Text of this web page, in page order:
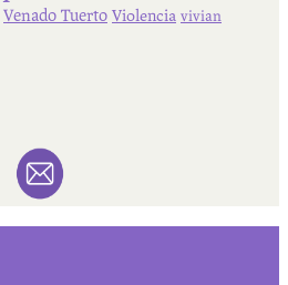
Venado Tuerto Violencia vivian